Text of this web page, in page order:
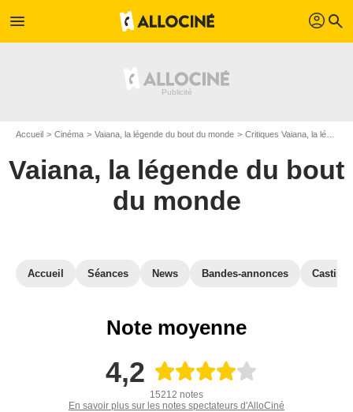
menu profil search
Accueil Cinéma Vaiana, la légende du bout du monde Critiques Vaiana, la légende du bout du monde
Vaiana, la légende du bout
du monde
Accueil Séances News Bandes-annonces Casting
Note moyenne
4,2
15212 notes
En savoir plus sur les notes spectateurs d'AlloCiné